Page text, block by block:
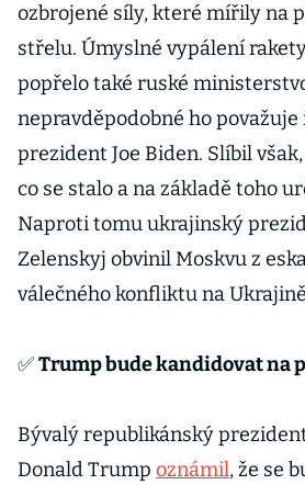
ozbrojené síly, které mířily na
střelu. Úmyslné vypálení
popřelo také ruské
nepravděpodobné ho
prezident Joe Biden. Slíbil
co se stalo a na základě toho
Naproti tomu ukrajinský
Zelenskyj obvinil Moskvu z
válečného konfliktu na
✅Trump bude kandidovat na
Bývalý republikánský
Donald Trump oznámil, že se